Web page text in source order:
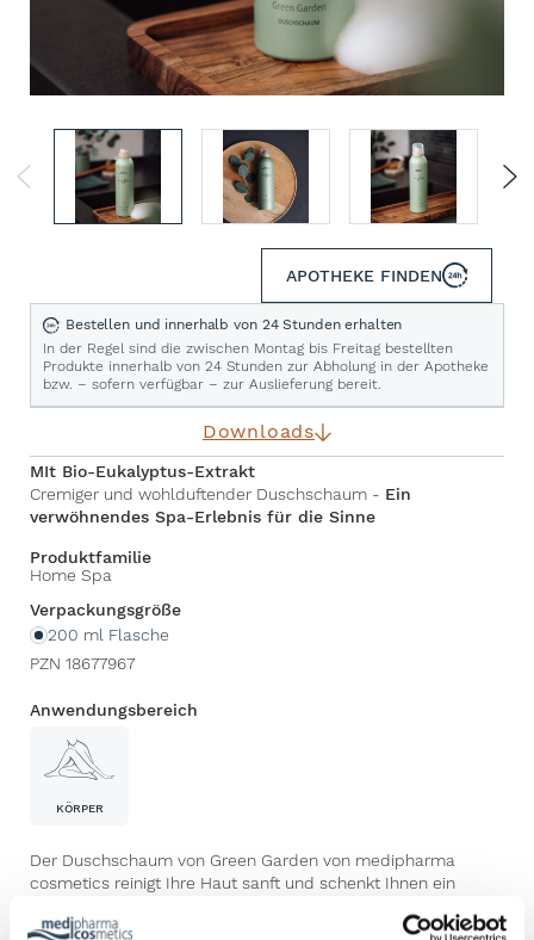
APOTHEKE FINDEN
Bestellen und innerhalb von 24 Stunden erhalten
In der Regel sind die zwischen Montag bis Freitag bestellten
Produkte innerhalb von 24 Stunden zur Abholung in der Apotheke
bzw. – sofern verfügbar – zur Auslieferung bereit.
Downloads
MIt Bio-Eukalyptus-Extrakt
Cremiger und wohlduftender Duschschaum - Ein
verwöhnendes Spa-Erlebnis für die Sinne
Produktfamilie
Home Spa
Verpackungsgröße
200 ml Flasche
PZN 18677967
Anwendungsbereich
KÖRPER
Der Duschschaum von Green Garden von medipharma
cosmetics reinigt Ihre Haut sanft und schenkt Ihnen ein
verströmt der Duschschaum sein intensives Aroma und